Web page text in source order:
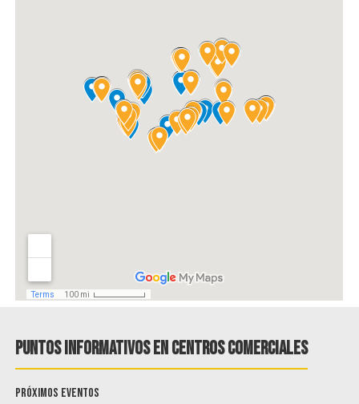
Puntos informativos en centros comerciales
Próximos eventos